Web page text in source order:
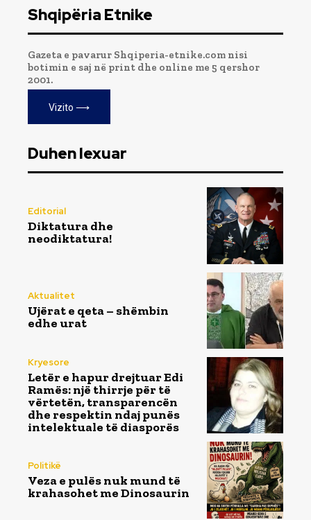
Shqipëria Etnike
Gazeta e pavarur Shqiperia-etnike.com nisi
botimin e saj në print dhe online me 5 qershor
2001.
Vizito ⟶
Duhen lexuar
Editorial
Diktatura dhe
neodiktatura!
Aktualitet
Ujërat e qeta – shëmbin
edhe urat
Kryesore
Letër e hapur drejtuar Edi
Ramës: një thirrje për të
vërtetën, transparencën
dhe respektin ndaj punës
intelektuale të diasporës
Politikë
Veza e pulës nuk mund të
krahasohet me Dinosaurin